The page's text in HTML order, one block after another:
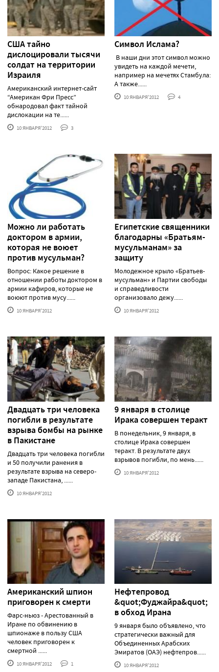
США тайно
дислоцировали тысячи
солдат на территории
Израиля
Американский интернет-сайт
“Американ Фри Пресс”
обнародовал факт тайной
дислокации на те......
10 ЯНВАРЯ'2012 3
Символ Ислама?
В наши дни этот символ можно
увидеть на каждой мечети,
например на мечетях Стамбула:
А также......
10 ЯНВАРЯ'2012 4
Можно ли работать
доктором в армии,
которая не воюет
против мусульман?
Вопрос: Какое решение в
отношении работы доктором в
армии кафиров, которые не
воюют против мусу......
10 ЯНВАРЯ'2012
Египетские священники
благодарны «Братьям-
мусульманам» за
защиту
Молодежное крыло «Братьев-
мусульман» и Партии свободы
и справедливости
организовало дежу......
10 ЯНВАРЯ'2012
Двадцать три человека
погибли в результате
взрыва бомбы на рынке
в Пакистане
Двадцать три человека погибли
и 50 получили ранения в
результате взрыва на северо-
западе Пакистана, ......
10 ЯНВАРЯ'2012
9 января в столице
Ирака совершен теракт
В понедельник, 9 января, в
столице Ирака совершен
теракт. В результате двух
взрывов погибли, по мень......
10 ЯНВАРЯ'2012
Американский шпион
приговорен к смерти
Фарс-ньюз - Арестованный в
Иране по обвинению в
шпионаже в пользу США
человек приговорен к
смертной ......
10 ЯНВАРЯ'2012 1
Нефтепровод
&quot;Фуджайра&quot;
в обход Ирана
9 января было объявлено, что
стратегически важный для
Объединенных Арабских
Эмиратов (ОАЭ) нефтепров......
10 ЯНВАРЯ'2012